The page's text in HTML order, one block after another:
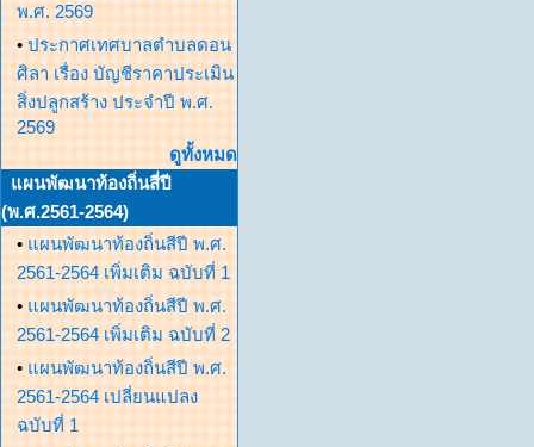
พ.ศ. 2569
• ประกาศเทศบาลตำบลดอน
ศิลา เรื่อง บัญชีราคาประเมิน
สิ่งปลูกสร้าง ประจำปี พ.ศ.
2569
ดูทั้งหมด
แผนพัฒนาท้องถิ่นสี่ปี
(พ.ศ.2561-2564)
• แผนพัฒนาท้องถิ่นสีปี พ.ศ.
2561-2564 เพิ่มเติม ฉบับที่ 1
• แผนพัฒนาท้องถิ่นสีปี พ.ศ.
2561-2564 เพิ่มเติม ฉบับที่ 2
• แผนพัฒนาท้องถิ่นสีปี พ.ศ.
2561-2564 เปลี่ยนแปลง
ฉบับที่ 1